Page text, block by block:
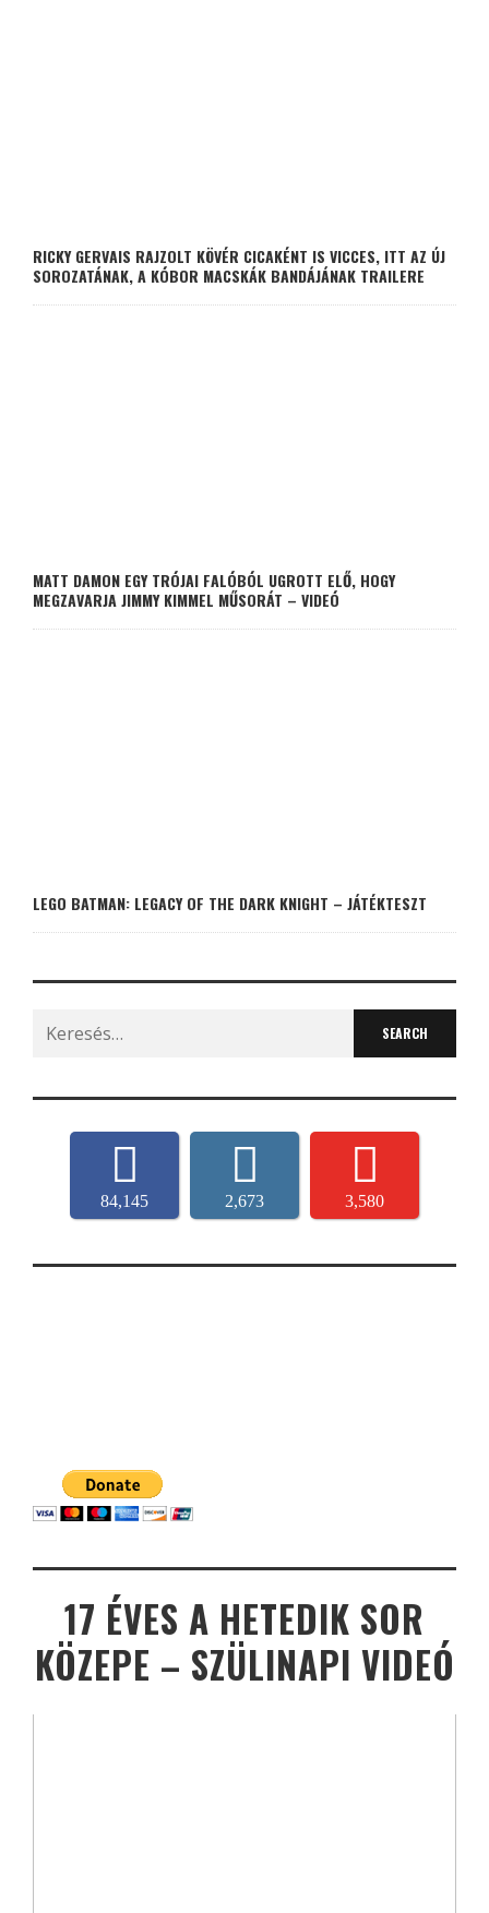
RICKY GERVAIS RAJZOLT KÖVÉR CICAKÉNT IS VICCES, ITT AZ ÚJ
SOROZATÁNAK, A KÓBOR MACSKÁK BANDÁJÁNAK TRAILERE
MATT DAMON EGY TRÓJAI FALÓBÓL UGROTT ELŐ, HOGY
MEGZAVARJA JIMMY KIMMEL MŰSORÁT – VIDEÓ
LEGO BATMAN: LEGACY OF THE DARK KNIGHT – JÁTÉKTESZT
Search
for:
84,145 2,673 3,580
17 ÉVES A HETEDIK SOR
KÖZEPE – SZÜLINAPI VIDEÓ